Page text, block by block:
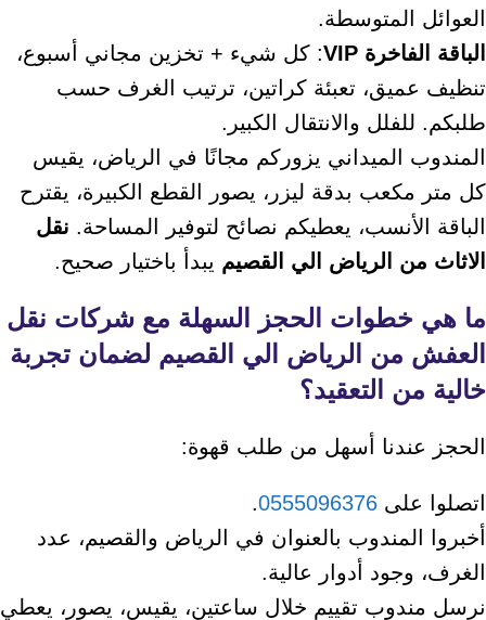
العوائل المتوسطة.
الباقة الفاخرة VIP
: كل شيء + تخزين مجاني أسبوع،
تنظيف عميق، تعبئة كراتين، ترتيب الغرف حسب
طلبكم. للفلل والانتقال الكبير.
المندوب الميداني يزوركم مجانًا في الرياض، يقيس
كل متر مكعب بدقة ليزر، يصور القطع الكبيرة، يقترح
الباقة الأنسب، يعطيكم نصائح لتوفير المساحة. نقل
الاثاث من الرياض الي القصيم يبدأ باختيار صحيح.
ما هي خطوات الحجز السهلة مع شركات نقل
العفش من الرياض الي القصيم لضمان تجربة
خالية من التعقيد؟
الحجز عندنا أسهل من طلب قهوة:
اتصلوا على 0555096376
.
أخبروا المندوب بالعنوان في الرياض والقصيم، عدد
الغرف، وجود أدوار عالية.
نرسل مندوب تقييم خلال ساعتين، يقيس، يصور، يعطي